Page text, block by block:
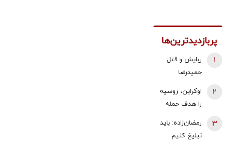
پربازدیدترین‌ها
ربایش و قتل
حمیدرضا
شد/ ارسال
ویدئویی از
لحظه قتل او
برای
1
اوکراین، روسیه
را هدف حمله
سوزی گسترده
در پالایشگاه
2
رمضان‌زاده: باید
تبلیغ کنیم
3